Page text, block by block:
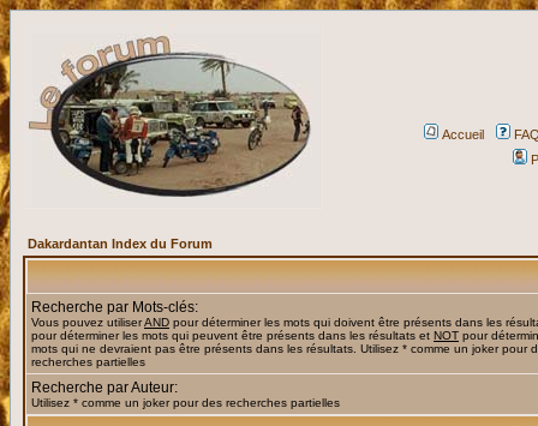
Accueil
Dakardantan Index du Forum
Recherche par Mots-clés:
Vous pouvez utiliserAND pour déterminer les mots qui doivent être présents dans les
pour déterminer les mots qui peuvent être présents dans les résultats et NOT pour
mots qui ne devraient pas être présents dans les résultats. Utilisez * comme un joker pour
recherches partielles
Recherche par Auteur:
Utilisez * comme un joker pour des recherches partielles